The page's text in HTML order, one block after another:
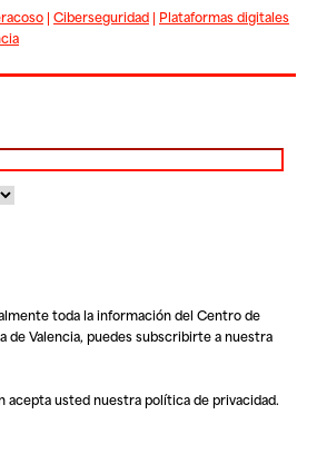
| Ciberseguridad| Plataformas digitales
toda la información del Centro de
de Valencia, puedes subscribirte a nuestra
acepta usted nuestrapolítica de privacidad.